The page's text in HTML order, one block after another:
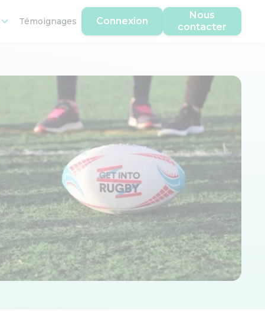
Témoignages Connexion
Nous
contacter